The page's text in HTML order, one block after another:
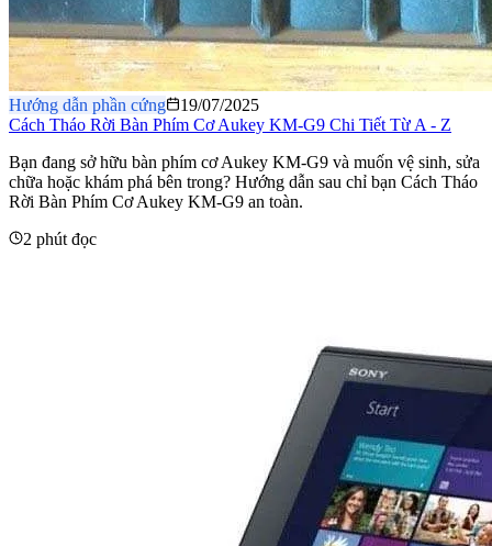
Hướng dẫn phần cứng
19/07/2025
Cách Tháo Rời Bàn Phím Cơ Aukey KM-G9 Chi Tiết Từ A - Z
​Bạn đang sở hữu bàn phím cơ Aukey KM-G9 và muốn vệ sinh, sửa
chữa hoặc khám phá bên trong? Hướng dẫn sau chỉ bạn Cách Tháo
Rời Bàn Phím Cơ Aukey KM-G9 an toàn.
2 phút đọc